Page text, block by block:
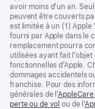
avoir moins d’un an.
peuvent être couverts
est limitée à un (1)
fourni par Apple dans le
remplacement pourra
utilisées ayant fait
fonctionnelles d’Apple.
dommages accidentels
franchise. Pour des
générales de l’AppleCare
perte ou de vol (s’ouvre
ou de l’